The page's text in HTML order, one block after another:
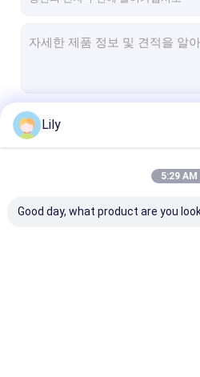
창고 로봇
스태커 크레인 AS/RS
랙 프로텍터
Lily
5:29 AM
Good day, what product are you